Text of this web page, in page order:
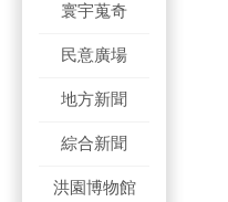
寰宇蒐奇
民意廣場
地方新聞
綜合新聞
洪園博物館